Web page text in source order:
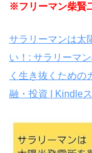
※フリーマン柴賢
サラリーマンは太
い！: サラリーマ
く生き抜くための
融・投資 | Kindle